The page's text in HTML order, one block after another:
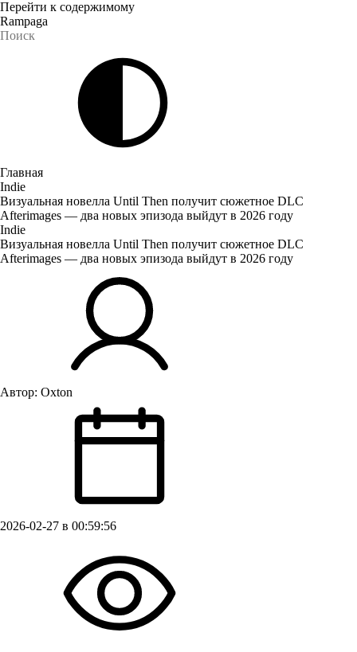
Перейти к содержимому
Rampaga
Главная
Indie
Визуальная новелла Until Then получит сюжетное DLC
Afterimages — два новых эпизода выйдут в 2026 году
Indie
Визуальная новелла Until Then получит сюжетное DLC
Afterimages — два новых эпизода выйдут в 2026 году
Автор: Oxton
2026-02-27 в 00:59:56